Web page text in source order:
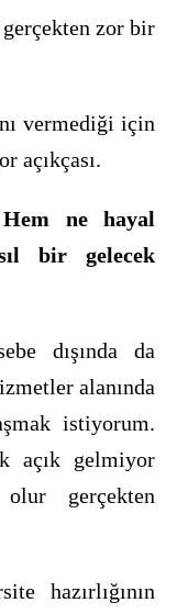
zor bir
vermediği için
açıkçası.
ne hayal
bir gelecek
dışında da
alanında
istiyorum.
açık gelmiyor
gerçekten
hazırlığının